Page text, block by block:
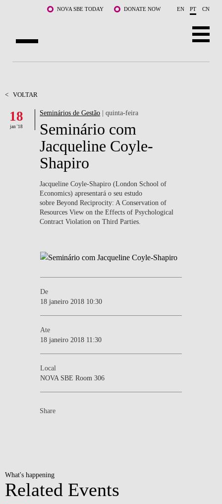
Saltar para o conteúdo principalNOVA SBE TODAY DONATE NOW EN PT CN
DOCENTES E INVESTIGAÇÃO
COMUNIDADE
LIFE AT NOVA SBE
WHAT'S HAPPENING
< VOLTAR
18
jan '18
Seminários de Gestão | quinta-feira
Seminário com
Jacqueline Coyle-
Shapiro
Jacqueline Coyle-Shapiro (London School of
Economics) apresentará o seu estudo
sobre Beyond Reciprocity: A Conservation of
Resources View on the Effects of Psychological
Contract Violation on Third Parties.
De
18 janeiro 2018 10:30
Ate
18 janeiro 2018 11:30
Local
NOVA SBE Room 306
Share
What's happening
Related Events